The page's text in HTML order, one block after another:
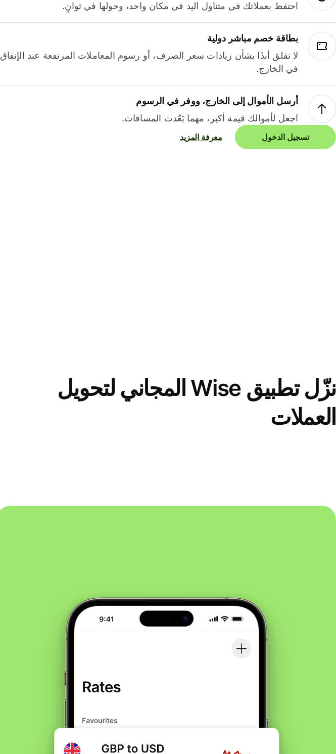
احتفظ بعملاتك في متناول اليد في مكان واحد، وحولها في ثوانٍ.
بطاقة خصم مباشر دولية
لا تقلق أبدًا بشأن زيادات سعر الصرف، أو رسوم المعاملات المرتفعة عند الإنفاق
في الخارج.
أرسل الأموال إلى الخارج، ووفر في الرسوم
اجعل لأموالك قيمة أكبر، مهما بَعُدت المسافات.
تسجيل الدخول معرفة المزيد
نزّل تطبيق Wise المجاني لتحويل
العملات